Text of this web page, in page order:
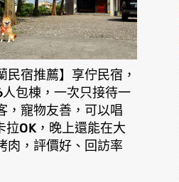
民宿推薦】享佇民宿，
包棟，一次只接待一
，寵物友善，可以唱
拉OK，晚上還能在大
肉，評價好、回訪率